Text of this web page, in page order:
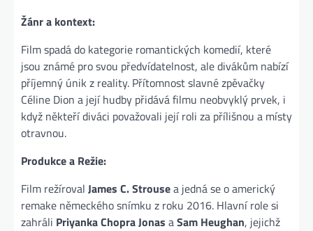
Žánr a kontext:
Film spadá do kategorie romantických komedií, které
jsou známé pro svou předvídatelnost, ale divákům nabízí
příjemný únik z reality. Přítomnost slavné zpěvačky
Céline Dion a její hudby přidává filmu neobvyklý prvek, i
když někteří diváci považovali její roli za přílišnou a místy
otravnou.
Produkce a Režie:
Film režíroval James C. Strousea jedná se o americký
remake německého snímku z roku 2016. Hlavní role si
zahráli Priyanka Chopra Jonas aSam Heughan, jejichž